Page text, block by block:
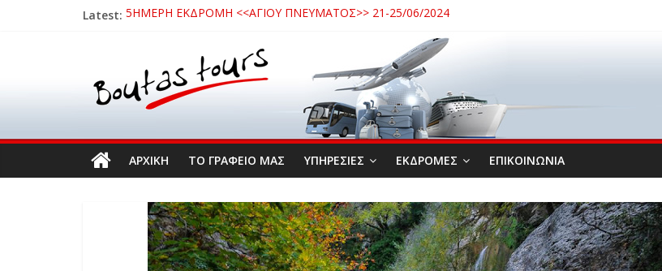
Latest: 5ΗΜΕΡΗ ΕΚΔΡΟΜΗ <<ΑΓΙΟΥ ΠΝΕΥΜΑΤΟΣ>> 21-25/06/2024
3ΗΜΕΡΗ ΕΚΔΡΟΜΗ ΚΑΒΑΛΑ – ΘΑΣΟΣ – ΣΠΗΛΑΙΟ ΑΛΙΣΤΡΑΤΗΣ – ΛΙΜΝΗ ΚΕΡΚΙΝΗ 08 – 10 / 09 /2026
3ΗΜΕΡΗ ΕΚΔΡΟΜΗ ΣΤΗΝ ΒΥΖΑΝΤΙΝΗ ΟΧΡΙΔΑ 26 -28/10/2024
ΜΟΝΟΗΜΕΡΗ ΕΚΔΡΟΜΗ ΝΑΥΠΑΚΤΟΣ – ΤΡΙΖΟΝΙΑ 15/09/2024
ΑΡΧΙΚΗ ΤΟ ΓΡΑΦΕΙΟ ΜΑΣ ΥΠΗΡΕΣΙΕΣ ΕΚΔΡΟΜΕΣ ΕΠΙΚΟΙΝΩΝΙΑ